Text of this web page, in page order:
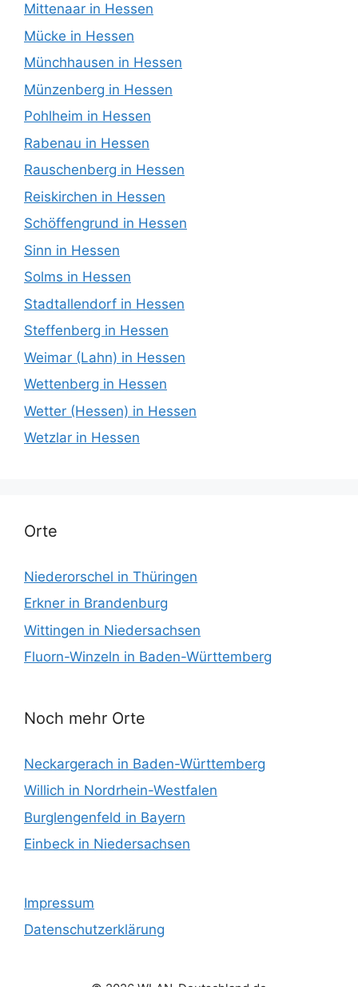
Mittenaar in Hessen
Mücke in Hessen
Münchhausen in Hessen
Münzenberg in Hessen
Pohlheim in Hessen
Rabenau in Hessen
Rauschenberg in Hessen
Reiskirchen in Hessen
Schöffengrund in Hessen
Sinn in Hessen
Solms in Hessen
Stadtallendorf in Hessen
Steffenberg in Hessen
Weimar (Lahn) in Hessen
Wettenberg in Hessen
Wetter (Hessen) in Hessen
Wetzlar in Hessen
Orte
Niederorschel in Thüringen
Erkner in Brandenburg
Wittingen in Niedersachsen
Fluorn-Winzeln in Baden-Württemberg
Noch mehr Orte
Neckargerach in Baden-Württemberg
Willich in Nordrhein-Westfalen
Burglengenfeld in Bayern
Einbeck in Niedersachsen
Impressum
Datenschutzerklärung